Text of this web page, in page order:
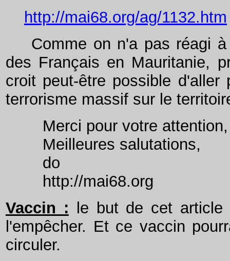
http://mai68.org/ag/1132.htm
Comme on n'a pas réagi à
des Français en Mauritanie,
croit peut-être possible
terrorisme massif sur le
Merci pour votre attention,
Meilleures salutations,
do
http://mai68.org
Vaccin : le but de cet article
l'empêcher. Et ce vaccin
circuler.